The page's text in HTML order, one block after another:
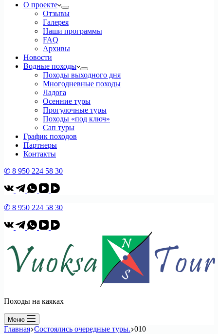
О проекте
Отзывы
Галерея
Наши программы
FAQ
Архивы
Новости
Водные походы
Походы выходного дня
Многодневные походы
Ладога
Осенние туры
Прогулочные туры
Походы «под ключ»
Сап туры
График походов
Партнеры
Контакты
✆ 8 950 224 58 30
✆ 8 950 224 58 30
Походы на каяках
Меню
Главная Состоялись очередные туры. 010